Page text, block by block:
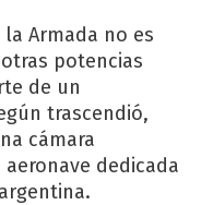
Armada no es
potencias
de un
trascendió,
cámara
dedicada